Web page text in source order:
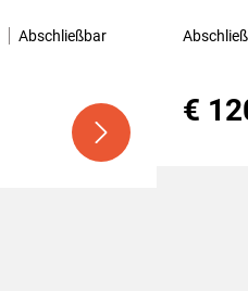
Abschließbar
€